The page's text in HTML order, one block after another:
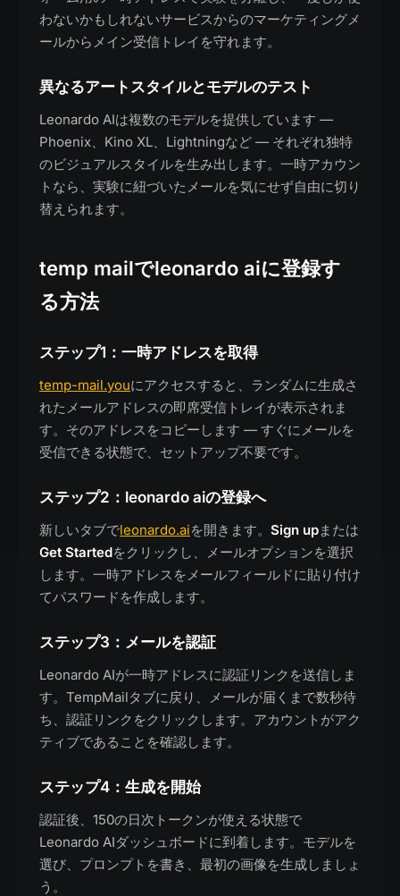
わないかもしれないサービスからのマーケティングメ
ールからメイン受信トレイを守れます。
異なるアートスタイルとモデルのテスト
Leonardo AIは複数のモデルを提供しています —
Phoenix、Kino XL、Lightningなど — それぞれ独特
のビジュアルスタイルを生み出します。一時アカウン
トなら、実験に紐づいたメールを気にせず自由に切り
替えられます。
temp mailでleonardo aiに登録す
る方法
ステップ1：一時アドレスを取得
temp-mail.youにアクセスすると、ランダムに生成さ
れたメールアドレスの即席受信トレイが表示されま
す。そのアドレスをコピーします — すぐにメールを
受信できる状態で、セットアップ不要です。
ステップ2：leonardo aiの登録へ
新しいタブでleonardo.aiを開きます。 Sign upまたは
Get Startedをクリックし、メールオプションを選択
します。一時アドレスをメールフィールドに貼り付け
てパスワードを作成します。
ステップ3：メールを認証
Leonardo AIが一時アドレスに認証リンクを送信しま
す。TempMailタブに戻り、メールが届くまで数秒待
ち、認証リンクをクリックします。アカウントがアク
ティブであることを確認します。
ステップ4：生成を開始
認証後、150の日次トークンが使える状態で
Leonardo AIダッシュボードに到着します。モデルを
選び、プロンプトを書き、最初の画像を生成しましょ
う。